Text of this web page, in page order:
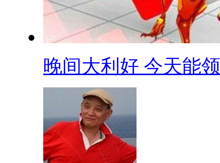
晚间大利好 今天能